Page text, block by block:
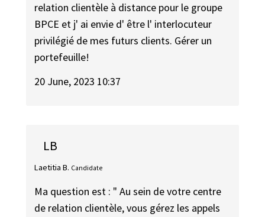
relation clientèle à distance pour le groupe
BPCE et j' ai envie d' être l' interlocuteur
privilégié de mes futurs clients. Gérer un
portefeuille!
20 June, 2023 10:37
LB
Laetitia B. Candidate
Ma question est : " Au sein de votre centre
de relation clientèle, vous gérez les appels